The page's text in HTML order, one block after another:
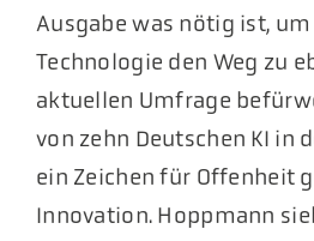
Ausgabe was nötig ist,
Technologie den Weg zu
aktuellen Umfrage
von zehn Deutschen KI in
ein Zeichen für Offenheit
Innovation. Hoppmann